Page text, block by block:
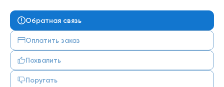
Обратная связь
Оплатить заказ
Похвалить
Поругать